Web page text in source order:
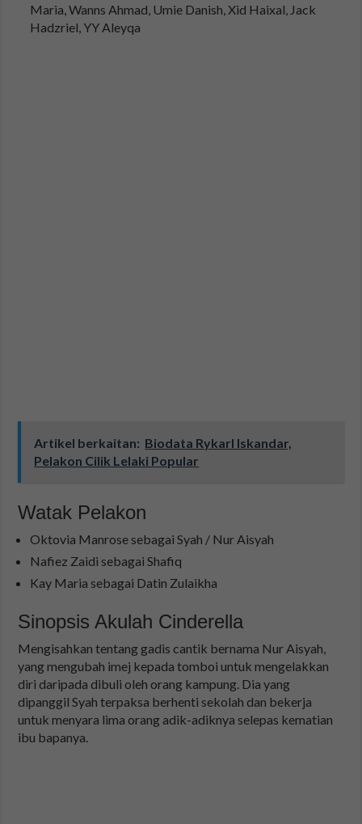
Maria, Wanns Ahmad, Umie Danish, Xid Haixal, Jack
Hadzriel, YY Aleyqa
Artikel berkaitan: Biodata Rykarl Iskandar,
Pelakon Cilik Lelaki Popular
Watak Pelakon
Oktovia Manrose sebagai Syah / Nur Aisyah
Nafiez Zaidi sebagai Shafiq
Kay Maria sebagai Datin Zulaikha
Sinopsis Akulah Cinderella
Mengisahkan tentang gadis cantik bernama Nur Aisyah,
yang mengubah imej kepada tomboi untuk mengelakkan
diri daripada dibuli oleh orang kampung. Dia yang
dipanggil Syah terpaksa berhenti sekolah dan bekerja
untuk menyara lima orang adik-adiknya selepas kematian
ibu bapanya.